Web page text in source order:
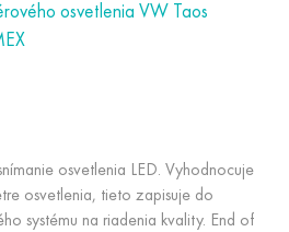
osvetlenia VW Taos
osvetlenia LED. Vyhodnocuje
osvetlenia, tieto zapisuje do
systému na riadenia kvality. End of